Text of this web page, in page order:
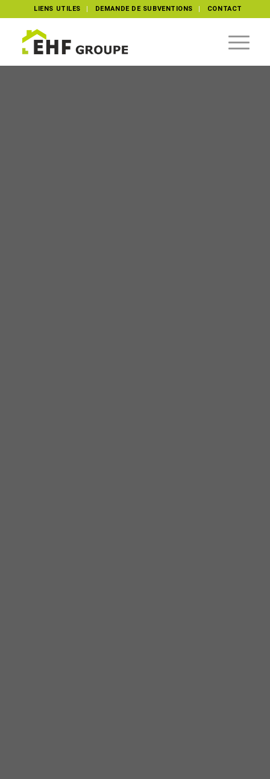
LIENS UTILES DEMANDE DE SUBVENTIONS CONTACT